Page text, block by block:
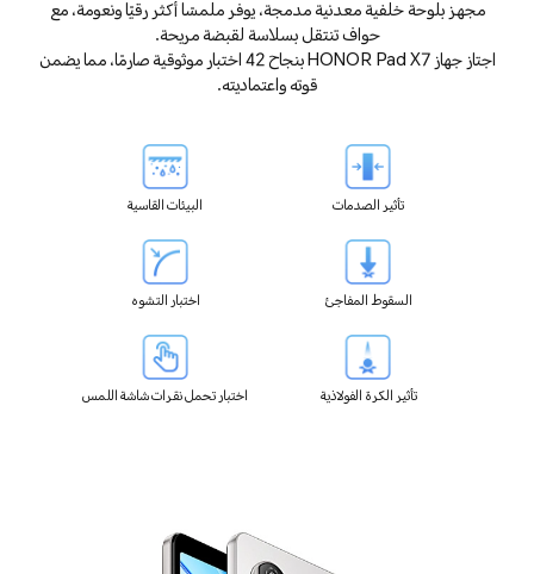
مجهز بلوحة خلفية معدنية مدمجة، يوفر ملمسًا أكثر رقيًا ونعومة، مع
حواف تنتقل بسلاسة لقبضة مريحة.
اجتاز جهاز HONOR Pad X7 بنجاح 42 اختبار موثوقية صارمًا، مما يضمن
قوته واعتماديته.
تأثير الصدمات البيئات القاسية
السقوط المفاجئ اختبار التشوه
تأثير الكرة الفولاذية اختبار تحمل نقرات شاشة اللمس